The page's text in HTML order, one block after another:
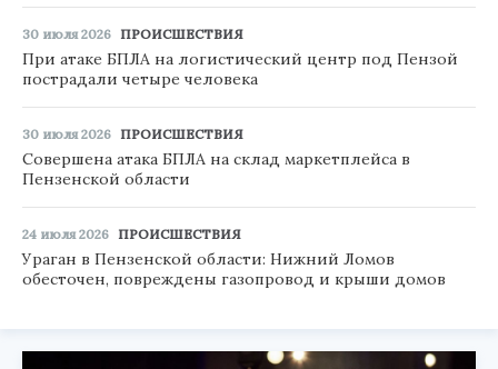
30 июля 2026 ПРОИСШЕСТВИЯ
При атаке БПЛА на логистический центр под Пензой
пострадали четыре человека
30 июля 2026 ПРОИСШЕСТВИЯ
Совершена атака БПЛА на склад маркетплейса в
Пензенской области
24 июля 2026 ПРОИСШЕСТВИЯ
Ураган в Пензенской области: Нижний Ломов
обесточен, повреждены газопровод и крыши домов